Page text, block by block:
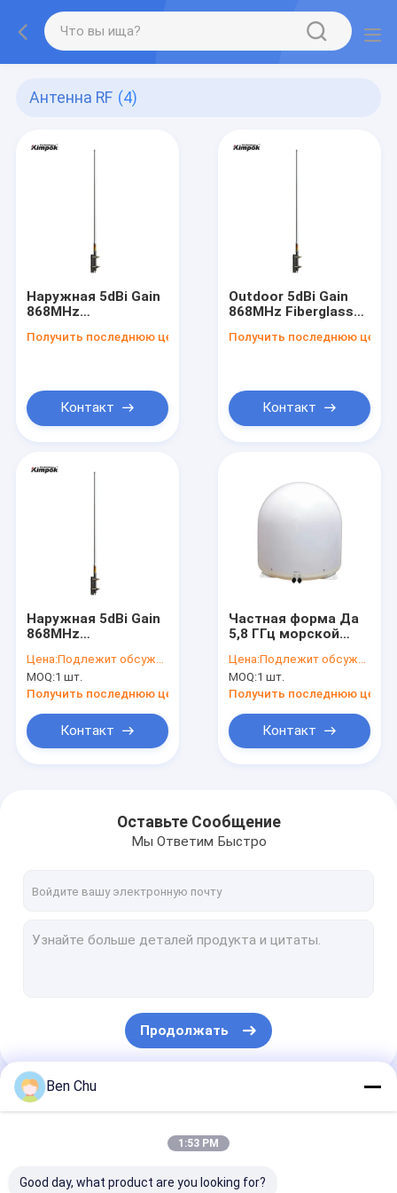
Антенна RF (4)
Наружная 5dBi Gain
868MHz
материал Omni
приема цифрового
ТВ
Получить последнюю цену
Контакт
Outdoor 5dBi Gain
868MHz Fiberglass
Wireless RF Antenna
Reception
Получить последнюю цену
Контакт
Наружная 5dBi Gain
868MHz
материал Omni
Wireless RF Антенна
для передачи и
ТВ
Цена:Подлежит обсуждению
MOQ:1 шт.
Получить последнюю цену
Контакт
Частная форма Да
5,8 ГГц морской
в режиме реального
времени
Автоматическая
отслеживания для
бесшовной
Цена:Подлежит обсуждению
MOQ:1 шт.
Получить последнюю цену
Контакт
Оставьте Сообщение
Мы Ответим Быстро
Продолжать
Наши Категории
Ben Chu
1:53 PM
Good day, what product are you looking for?